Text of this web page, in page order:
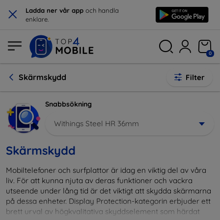
× Ladda ner vår app och handla
enklare.
0
Skärmskydd Filter
Snabbsökning
Withings Steel HR 36mm
Skärmskydd
Mobiltelefoner och surfplattor är idag en viktig del av våra
liv. För att kunna njuta av deras funktioner och vackra
utseende under lång tid är det viktigt att skydda skärmarna
på dessa enheter. Display Protection-kategorin erbjuder ett
brett urval av högkvalitativa skyddselement som härdat